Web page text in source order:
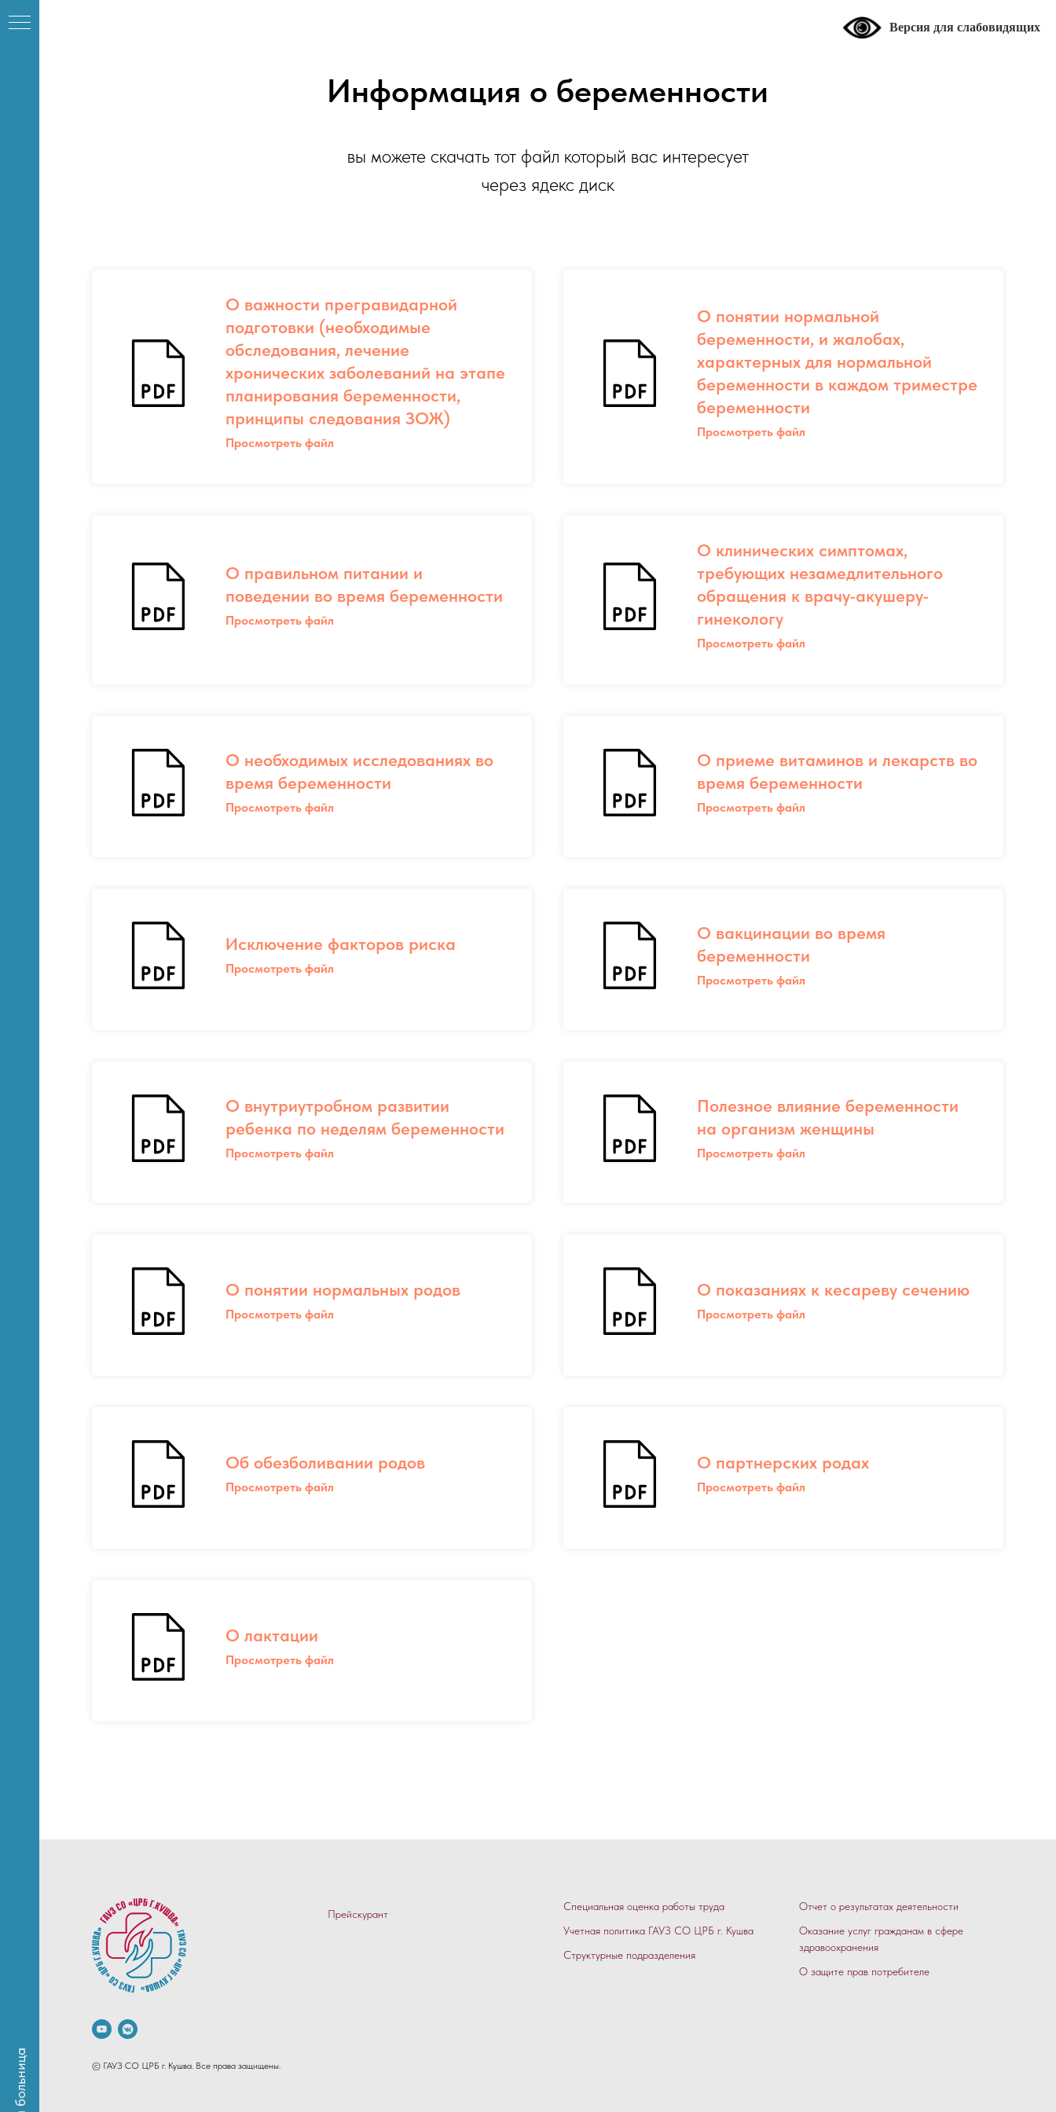
Версия для слабовидящих
Информация о беременности
вы можете скачать тот файл который вас интересует
через ядекс диск
О важности прегравидарной
подготовки (необходимые
обследования, лечение
хронических заболеваний на этапе
планирования беременности,
принципы следования ЗОЖ)
Просмотреть файл
О понятии нормальной
беременности, и жалобах,
характерных для нормальной
беременности в каждом триместре
беременности
Просмотреть файл
О правильном питании и
поведении во время беременности
Просмотреть файл
О клинических симптомах,
требующих незамедлительного
обращения к врачу-акушеру-
гинекологу
Просмотреть файл
О необходимых исследованиях во
время беременности
Просмотреть файл
О приеме витаминов и лекарств во
время беременности
Просмотреть файл
Исключение факторов риска
Просмотреть файл
О вакцинации во время
беременности
Просмотреть файл
О внутриутробном развитии
ребенка по неделям беременности
Просмотреть файл
Полезное влияние беременности
на организм женщины
Просмотреть файл
О понятии нормальных родов
Просмотреть файл
О показаниях к кесареву сечению
Просмотреть файл
Об обезболивании родов
Просмотреть файл
О партнерских родах
Просмотреть файл
О лактации
Просмотреть файл
© ГАУЗ СО ЦРБ г. Кушва. Все права защищены.
Прейскурант
Специальная оценка работы труда
Учетная политика ГАУЗ СО ЦРБ г. Кушва
Структурные подразделения
Отчет о результатах деятельности
Оказание услуг гражданам в сфере
здравоохранения
О защите прав потребителе